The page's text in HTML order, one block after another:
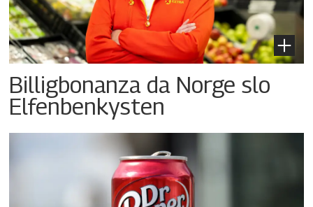
Billigbonanza da Norge slo
Elfenbenkysten